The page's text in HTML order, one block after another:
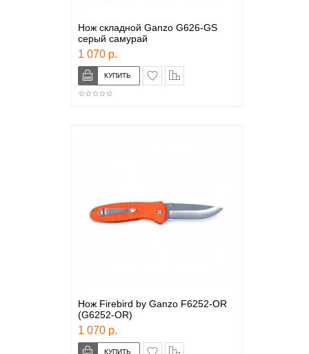
Нож складной Ganzo G626-GS
серый самурай
1 070 р.
в закладки
Нож Firebird by Ganzo F6252-OR
(G6252-OR)
1 070 р.
в закладки